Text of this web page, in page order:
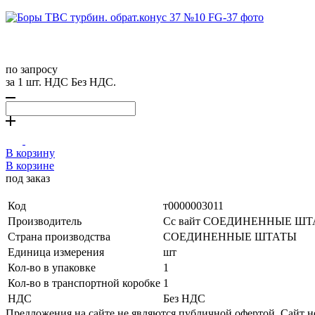
по запросу
за 1 шт. НДС Без НДС.
В корзину
В корзине
под заказ
Код
т0000003011
Производитель
Сс вайт СОЕДИНЕННЫЕ
Страна производства
СОЕДИНЕННЫЕ ШТАТЫ
Единица измерения
шт
Кол-во в упаковке
1
Кол-во в транспортной коробке 1
НДС
Без НДС